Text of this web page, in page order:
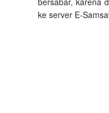
ke server E-